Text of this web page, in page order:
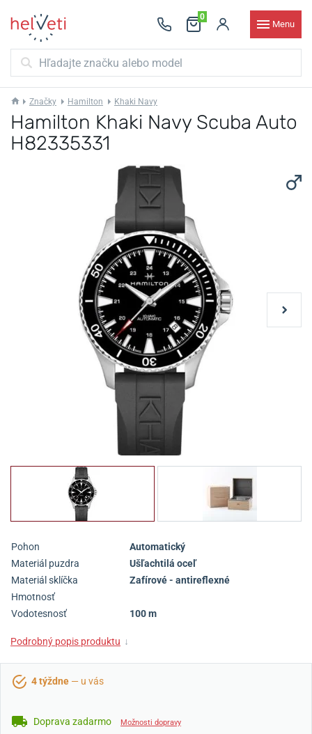
0
Menu
Značky Hamilton Khaki Navy
Hamilton Khaki Navy Scuba Auto
H82335331
Pohon
Automatický
Materiál puzdra
Ušľachtilá oceľ
Materiál sklíčka
Zafírové - antireflexné
Hmotnosť
Vodotesnosť
100 m
Podrobný popis produktu ↓
4 týždne — u vás
Doprava zadarmo Možnosti dopravy